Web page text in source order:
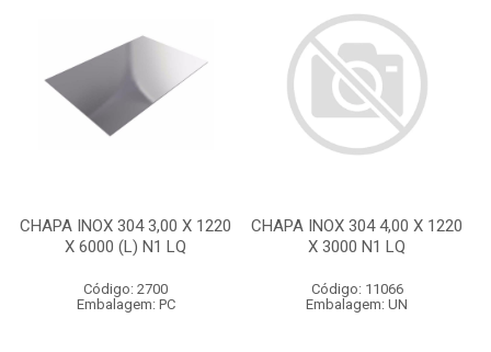
CHAPA INOX 304 3,00 X 1220
X 6000 (L) N1 LQ
Código: 2700
Embalagem: PC
CHAPA INOX 304 4,00 X 1220
X 3000 N1 LQ
Código: 11066
Embalagem: UN